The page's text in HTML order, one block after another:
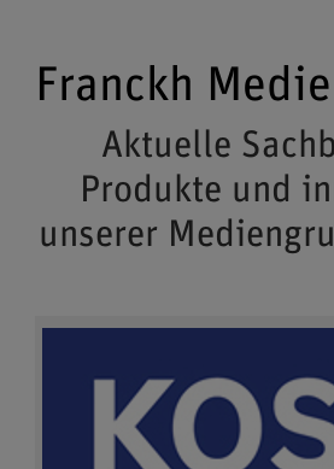
Franckh
Aktuelle
Produkte und
unserer